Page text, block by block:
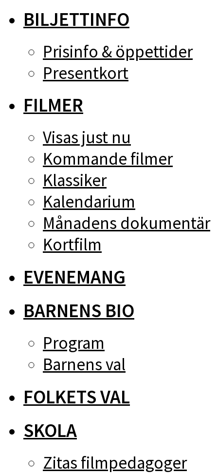
BILJETTINFO
Prisinfo & öppettider
Presentkort
FILMER
Visas just nu
Kommande filmer
Klassiker
Kalendarium
Månadens dokumentär
Kortfilm
EVENEMANG
BARNENS BIO
Program
Barnens val
FOLKETS VAL
SKOLA
Zitas filmpedagoger